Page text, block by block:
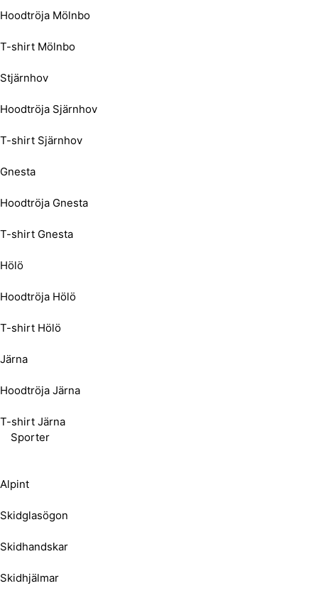
Hoodtröja Mölnbo
T-shirt Mölnbo
Stjärnhov
Hoodtröja Sjärnhov
T-shirt Sjärnhov
Gnesta
Hoodtröja Gnesta
T-shirt Gnesta
Hölö
Hoodtröja Hölö
T-shirt Hölö
Järna
Hoodtröja Järna
T-shirt Järna
Sporter
Alpint
Skidglasögon
Skidhandskar
Skidhjälmar